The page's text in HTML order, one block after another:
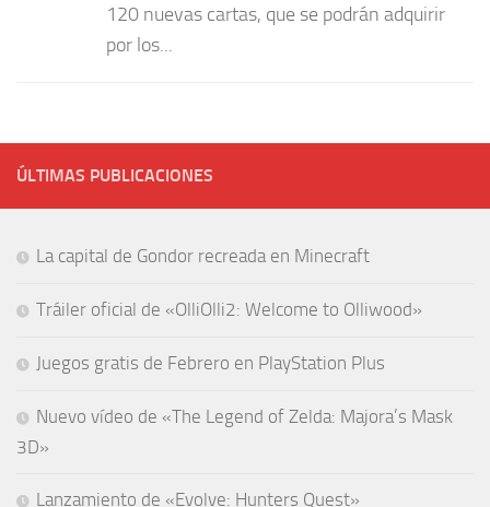
120 nuevas cartas, que se podrán adquirir
por los...
ÚLTIMAS PUBLICACIONES
La capital de Gondor recreada en Minecraft
Tráiler oficial de «OlliOlli2: Welcome to Olliwood»
Juegos gratis de Febrero en PlayStation Plus
Nuevo vídeo de «The Legend of Zelda: Majora’s Mask
3D»
Lanzamiento de «Evolve: Hunters Quest»